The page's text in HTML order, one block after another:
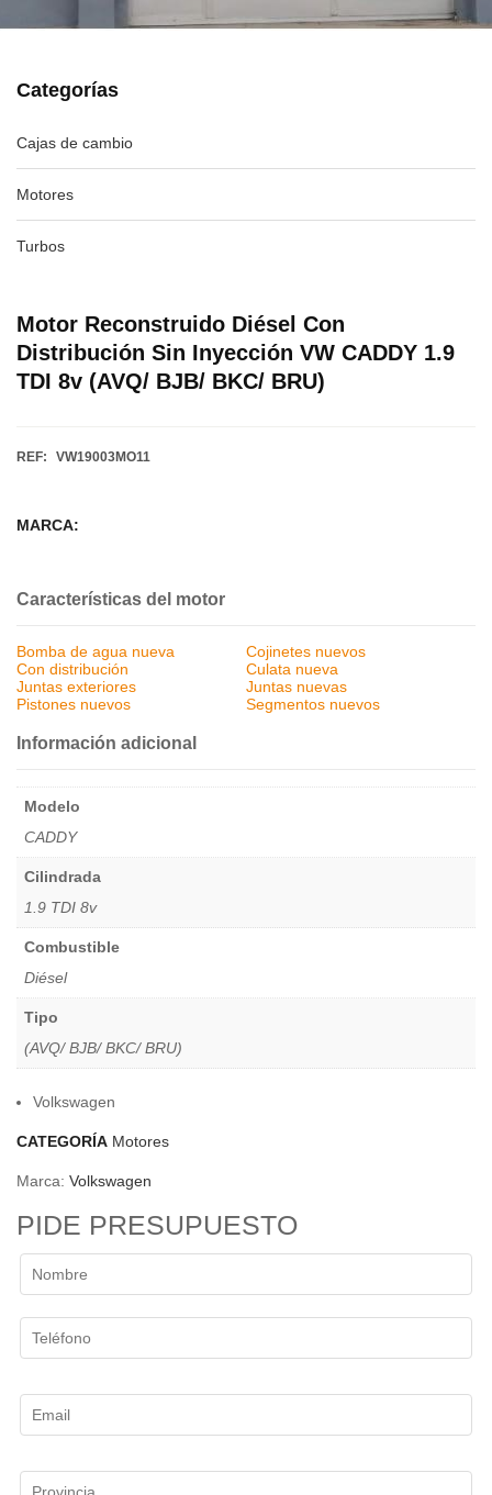
Categorías
Cajas de cambio
Motores
Turbos
Motor Reconstruido Diésel Con
Distribución Sin Inyección VW CADDY 1.9
TDI 8v (AVQ/ BJB/ BKC/ BRU)
REF: VW19003MO11
MARCA:
Características del motor
Bomba de agua nueva
Cojinetes nuevos
Con distribución
Culata nueva
Juntas exteriores
Juntas nuevas
Pistones nuevos
Segmentos nuevos
Información adicional
Modelo
CADDY
Cilindrada
1.9 TDI 8v
Combustible
Diésel
Tipo
(AVQ/ BJB/ BKC/ BRU)
Volkswagen
CATEGORÍA Motores
Marca: Volkswagen
PIDE PRESUPUESTO